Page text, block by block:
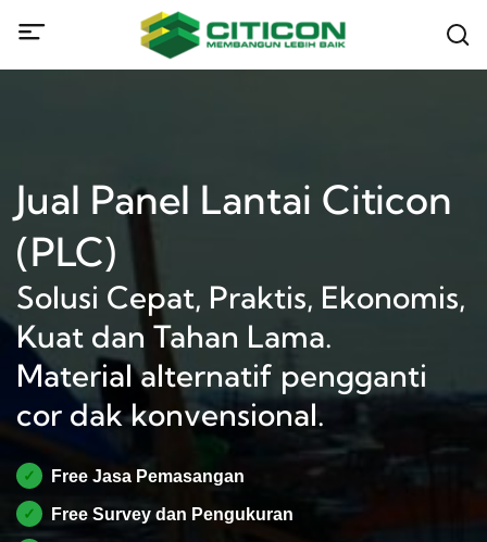
Jual Panel Lantai Citicon
(PLC)
Solusi Cepat, Praktis, Ekonomis,
Kuat dan Tahan Lama.
Material alternatif pengganti
cor dak konvensional.
✓ Free Jasa Pemasangan
✓ Free Survey dan Pengukuran